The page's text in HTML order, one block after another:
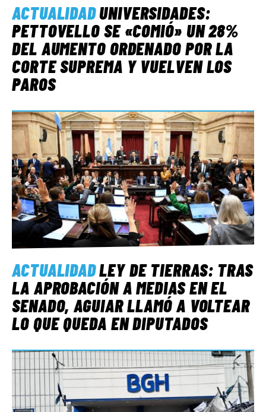
ACTUALIDADUNIVERSIDADES:
PETTOVELLO SE «COMIÓ» UN 28%
DEL AUMENTO ORDENADO POR LA
CORTE SUPREMA Y VUELVEN LOS
PAROS
ACTUALIDADLEY DE TIERRAS: TRAS
LA APROBACIÓN A MEDIAS EN EL
SENADO, AGUIAR LLAMÓ A VOLTEAR
LO QUE QUEDA EN DIPUTADOS